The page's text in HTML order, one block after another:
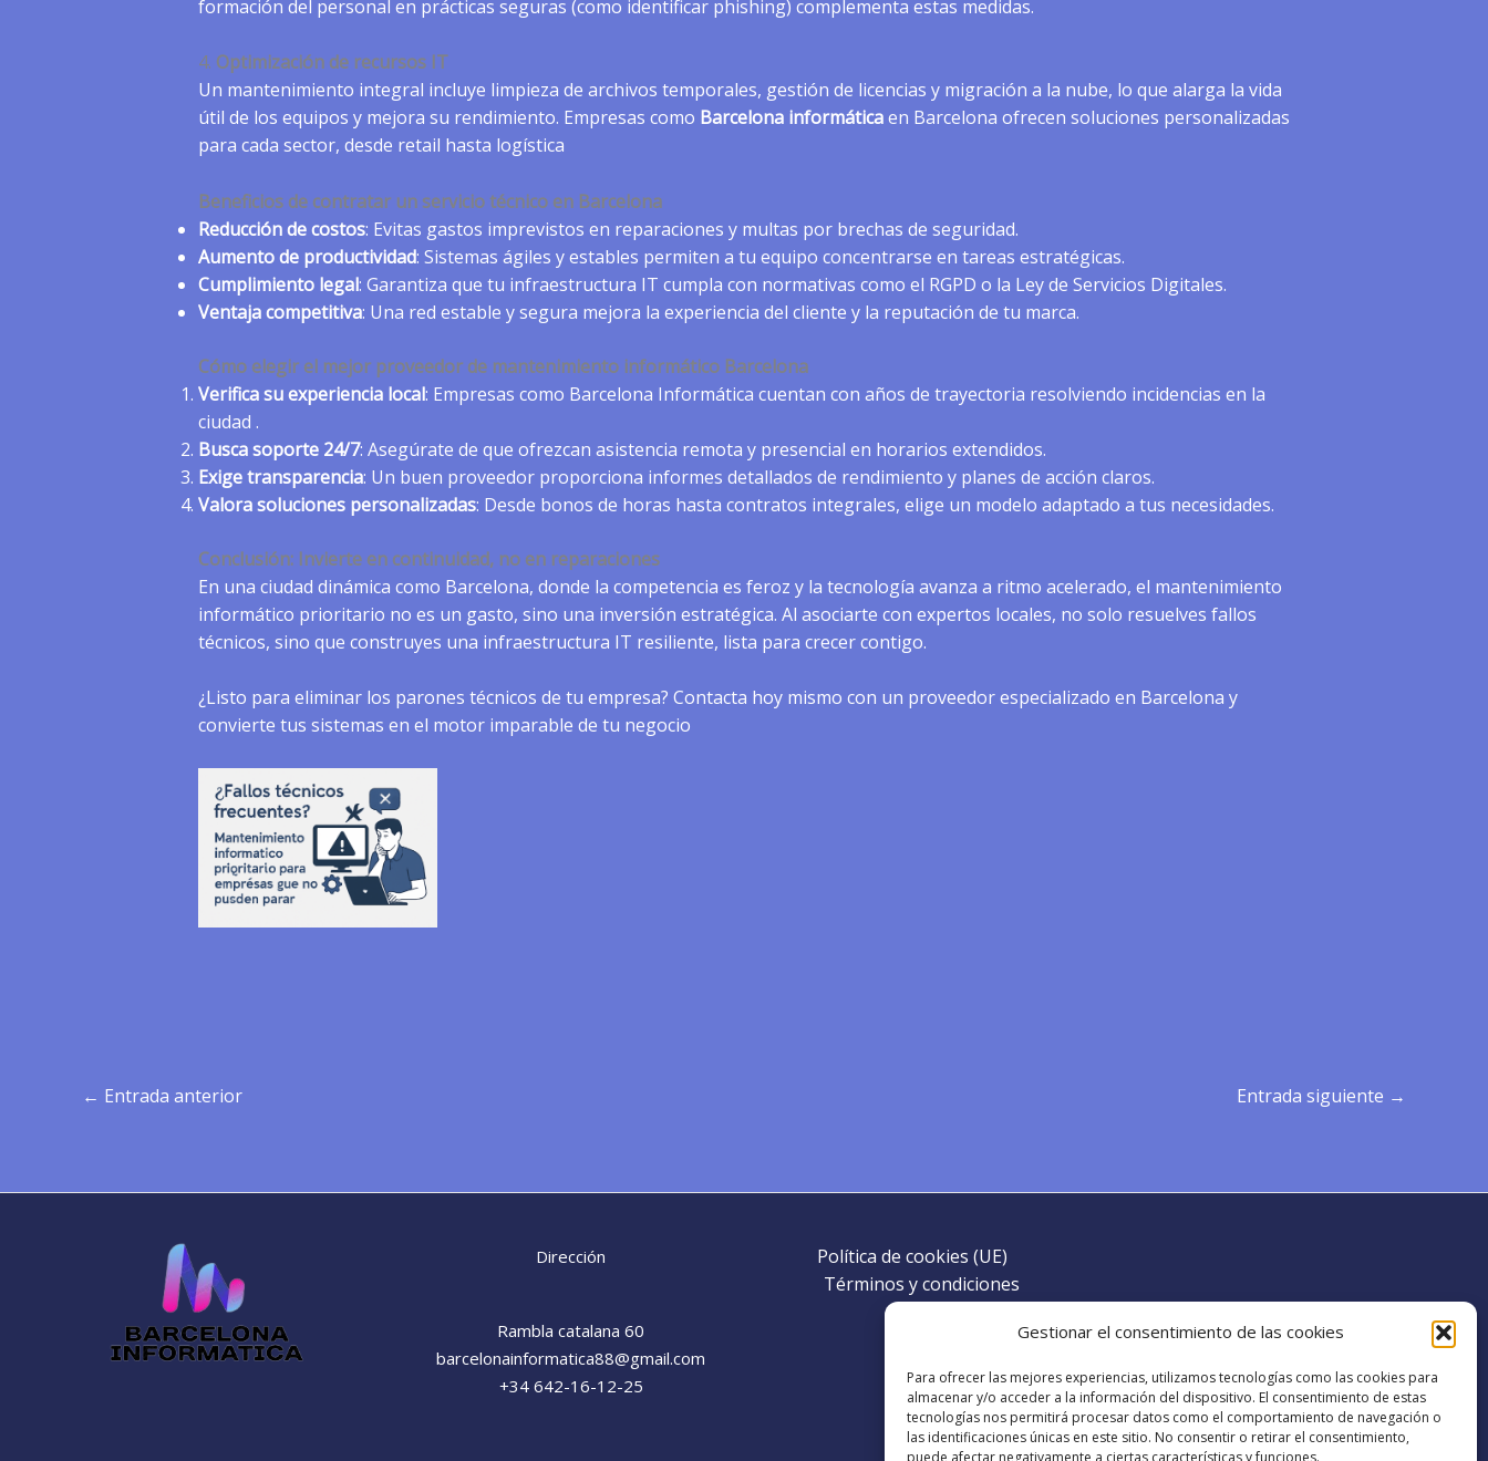
Gestionar el consentimiento de las cookies
Para ofrecer las mejores experiencias, utilizamos tecnologías como las cookies para
almacenar y/o acceder a la información del dispositivo. El consentimiento de estas
tecnologías nos permitirá procesar datos como el comportamiento de navegación o
las identificaciones únicas en este sitio. No consentir o retirar el consentimiento,
puede afectar negativamente a ciertas características y funciones.
formación del personal en prácticas seguras (como identificar phishing) complementa estas medidas.
4. Optimización de recursos IT
Un mantenimiento integral incluye limpieza de archivos temporales, gestión de licencias y migración a la nube, lo que alarga la vida
útil de los equipos y mejora su rendimiento. Empresas como Barcelona informáticaen Barcelona ofrecen soluciones personalizadas
para cada sector, desde retail hasta logística
Beneficios de contratar un servicio técnico en Barcelona
Reducción de costos: Evitas gastos imprevistos en reparaciones y multas por brechas de seguridad.
Aumento de productividad: Sistemas ágiles y estables permiten a tu equipo concentrarse en tareas estratégicas.
Cumplimiento legal: Garantiza que tu infraestructura IT cumpla con normativas como el RGPD o la Ley de Servicios Digitales.
Ventaja competitiva: Una red estable y segura mejora la experiencia del cliente y la reputación de tu marca.
Cómo elegir el mejor proveedor de mantenimiento informático Barcelona
Verifica su experiencia local: Empresas como Barcelona Informática cuentan con años de trayectoria resolviendo incidencias en la
ciudad .
Busca soporte 24/7: Asegúrate de que ofrezcan asistencia remota y presencial en horarios extendidos.
Exige transparencia: Un buen proveedor proporciona informes detallados de rendimiento y planes de acción claros.
Valora soluciones personalizadas: Desde bonos de horas hasta contratos integrales, elige un modelo adaptado a tus necesidades.
Conclusión: Invierte en continuidad, no en reparaciones
En una ciudad dinámica como Barcelona, donde la competencia es feroz y la tecnología avanza a ritmo acelerado, el mantenimiento
informático prioritario no es un gasto, sino una inversión estratégica. Al asociarte con expertos locales, no solo resuelves fallos
técnicos, sino que construyes una infraestructura IT resiliente, lista para crecer contigo.
¿Listo para eliminar los parones técnicos de tu empresa? Contacta hoy mismo con un proveedor especializado en Barcelona y
convierte tus sistemas en el motor imparable de tu negocio
← Entrada anterior Entrada siguiente →
Dirección
Rambla catalana 60
barcelonainformatica88@gmail.com​
+34 642-16-12-25
Política de cookies (UE)
Términos y condiciones